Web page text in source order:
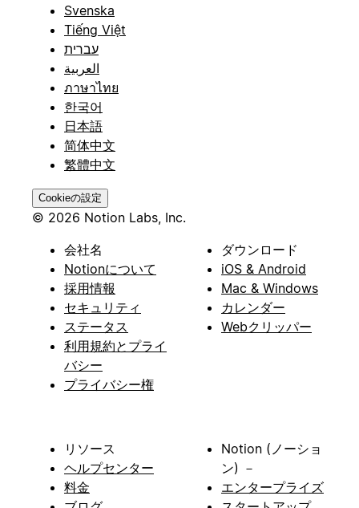
Svenska
Tiếng Việt
עברית
العربية
ภาษาไทย
한국어
日本語
简体中文
繁體中文
Cookieの設定
© 2026 Notion Labs, Inc.
会社名
Notionについて
採用情報
セキュリティ
ステータス
利用規約とプライ
バシー
プライバシー権
ダウンロード
iOS & Android
Mac & Windows
カレンダー
Webクリッパー
リソース
ヘルプセンター
料金
Notion (ノーショ
ン) －
エンタープライズ